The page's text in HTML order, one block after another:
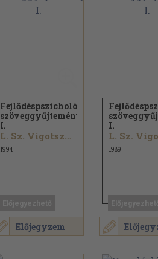
Előjegyzem
Fejlődéspszichológia
szöveggyűjtemény
I.
L. Sz. Vigotszkij...
1994
I.
1989